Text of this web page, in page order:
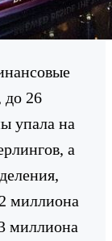
до 26
упала на
а
миллиона
миллиона